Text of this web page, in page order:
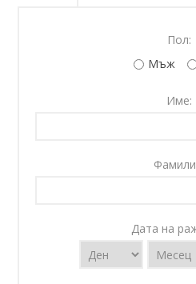
Пол:
Мъж
Име:
Дата на